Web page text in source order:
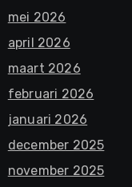
mei 2026
april 2026
maart 2026
februari 2026
januari 2026
december 2025
november 2025